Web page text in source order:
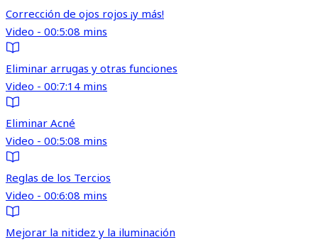
Corrección de ojos rojos ¡y más!
Video - 00:5:08 mins
Eliminar arrugas y otras funciones
Video - 00:7:14 mins
Eliminar Acné
Video - 00:5:08 mins
Reglas de los Tercios
Video - 00:6:08 mins
Mejorar la nitidez y la iluminación